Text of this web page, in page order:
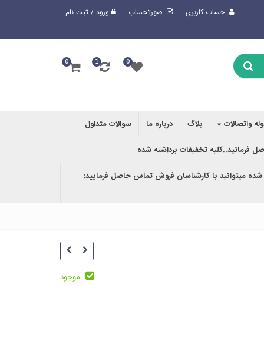
حساب کاربری صورتحساب ورود / ثبت نام
0
1
0
واتصالات بلاگ درباره ما سوالات متداول
فرمائید..کلیه تخفیفات برداشته شده
میتوانید با کارشناسان فروش تماس حاصل فرمایید:
موجود